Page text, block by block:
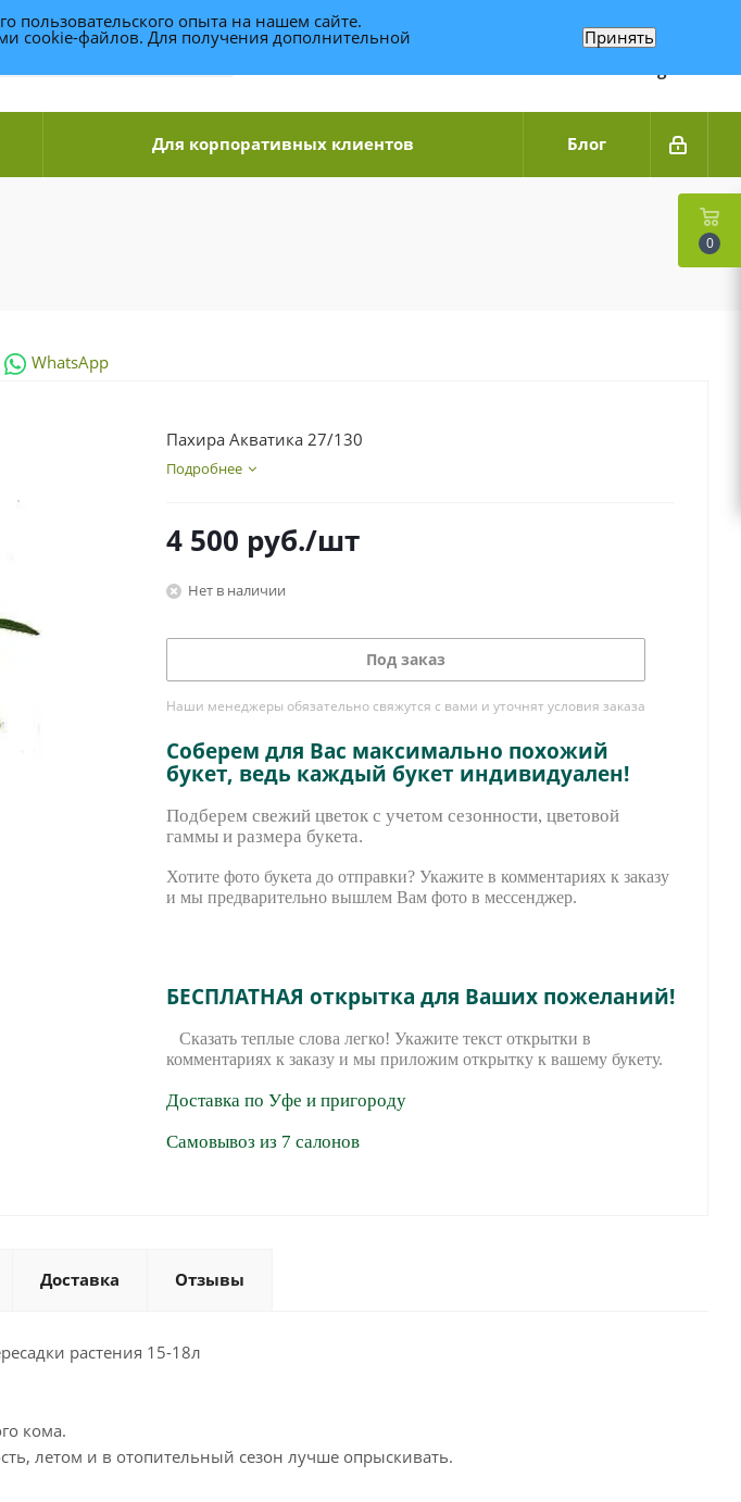
+7 (989) 95-14-014
Связаться по WhatsApp
Для корпоративных клиентов Блог
WhatsApp
Пахира Акватика 27/130
Подробнее
4 500 руб./шт
Нет в наличии
Под заказ
Наши менеджеры обязательно свяжутся с вами и уточнят условия заказа
Соберем для Вас максимально похожий
букет, ведь каждый букет индивидуален!
Подберем свежий цветок с учетом сезонности, цветовой
гаммы и размера букета.
Хотите фото букета до отправки? Укажите в комментариях к заказу
и мы предварительно вышлем Вам фото в мессенджер.
БЕСПЛАТНАЯ открытка для Ваших пожеланий!
Сказать теплые слова легко! Укажите текст открытки в
комментариях к заказу и мы приложим открытку к вашему букету.
Доставка по Уфе и пригороду
Самовывоз из 7 салонов
Доставка Отзывы
растения 15-18л
кома.
летом и в отопительный сезон лучше опрыскивать.
0
пользовательского опыта на нашем сайте.
cookie-файлов. Для получения дополнительной Принять